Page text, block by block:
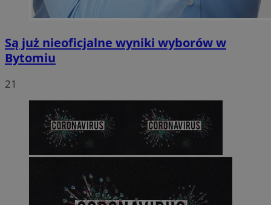
Są już nieoficjalne wyniki wyborów w
Bytomiu
21